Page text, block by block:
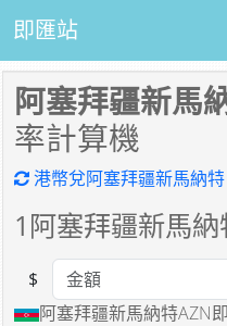
即匯站
阿塞拜疆新馬
率計算機
港幣兌阿塞拜疆新馬納特
1 阿塞拜疆新馬
Amount
$
阿塞拜疆新馬納特AZN